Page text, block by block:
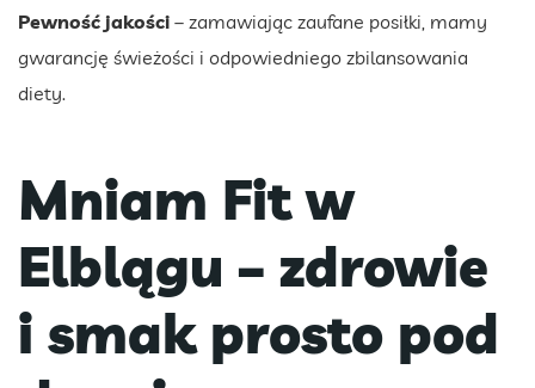
Pewność jakości – zamawiając zaufane posiłki, mamy
gwarancję świeżości i odpowiedniego zbilansowania
diety.
Mniam Fit w
Elblągu – zdrowie
i smak prosto pod